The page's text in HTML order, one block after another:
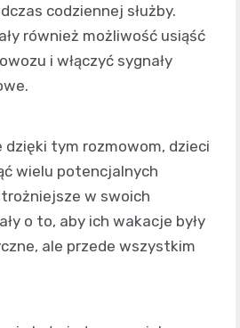
codziennej służby.
również możliwość usiąść
i włączyć sygnały
dzięki tym rozmowom, dzieci
wielu potencjalnych
w swoich
o to, aby ich wakacje były
ale przede wszystkim